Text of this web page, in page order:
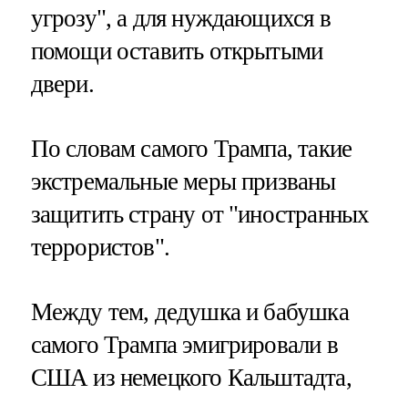
угрозу", а для нуждающихся в
помощи оставить открытыми
двери.
По словам самого Трампа, такие
экстремальные меры призваны
защитить страну от "иностранных
террористов".
Между тем, дедушка и бабушка
самого Трампа эмигрировали в
США из немецкого Кальштадта,